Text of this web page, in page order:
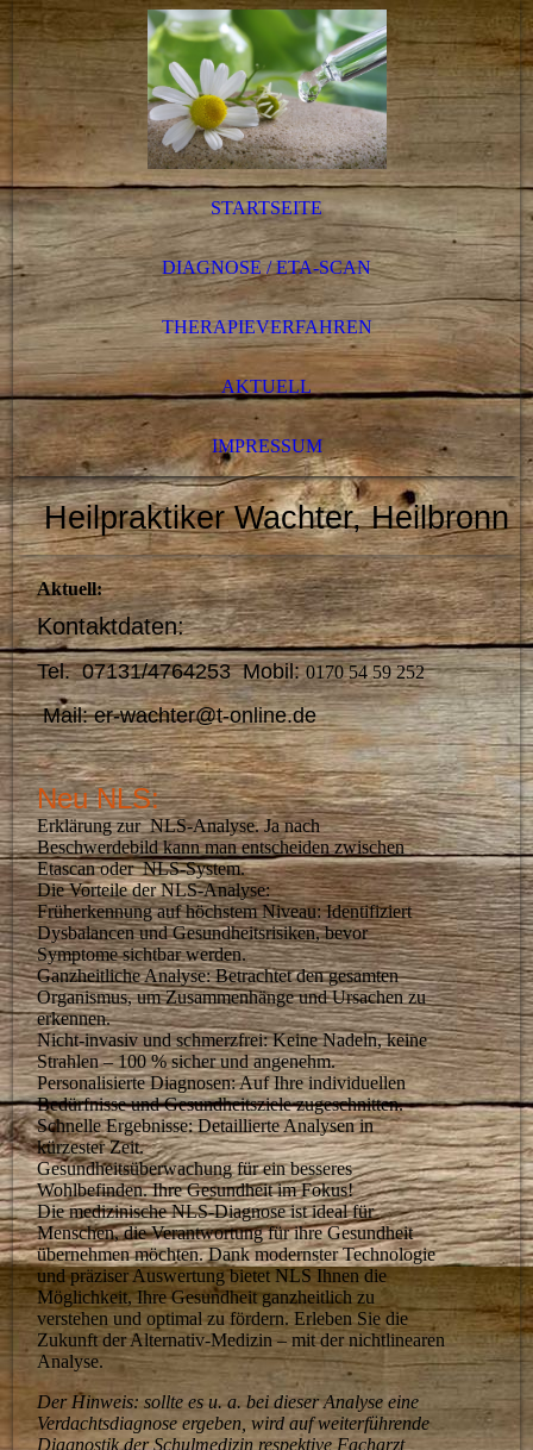
STARTSEITE
DIAGNOSE / ETA-SCAN
THERAPIEVERFAHREN
AKTUELL
IMPRESSUM
Heilpraktiker Wachter, Heilbronn
Aktuell:
Kontaktdaten:
Tel. 07131/4764253 Mobil:0170 54 59 252
Mail: er-wachter@t-online.de
Neu NLS:
Erklärung zur NLS-Analyse. Ja nach
Beschwerdebild kann man entscheiden zwischen
Etascan oder NLS-System.
Die Vorteile der NLS-Analyse:
Früherkennung auf höchstem Niveau: Identifiziert
Dysbalancen und Gesundheitsrisiken, bevor
Symptome sichtbar werden.
Ganzheitliche Analyse: Betrachtet den gesamten
Organismus, um Zusammenhänge und Ursachen zu
erkennen.
Nicht-invasiv und schmerzfrei: Keine Nadeln, keine
Strahlen – 100 % sicher und angenehm.
Personalisierte Diagnosen: Auf Ihre individuellen
Bedürfnisse und Gesundheitsziele zugeschnitten.
Schnelle Ergebnisse: Detaillierte Analysen in
kürzester Zeit.
Gesundheitsüberwachung für ein besseres
Wohlbefinden. Ihre Gesundheit im Fokus!
Die medizinische NLS-Diagnose ist ideal für
Menschen, die Verantwortung für ihre Gesundheit
übernehmen möchten. Dank modernster Technologie
und präziser Auswertung bietet NLS Ihnen die
Möglichkeit, Ihre Gesundheit ganzheitlich zu
verstehen und optimal zu fördern. Erleben Sie die
Zukunft der Alternativ-Medizin – mit der nichtlinearen
Analyse.
Der Hinweis: sollte es u. a. bei dieser Analyse eine
Verdachtsdiagnose ergeben, wird auf weiterführende
Diagnostik der Schulmedizin respektive Facharzt